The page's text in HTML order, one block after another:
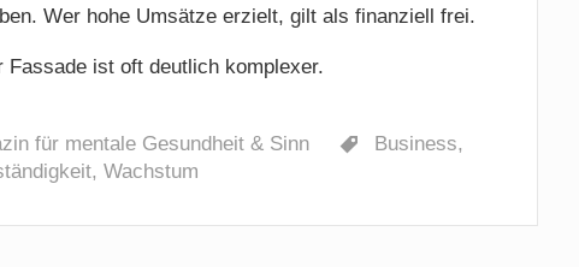
Wer hohe Umsätze erzielt, gilt als finanziell frei.
ist oft deutlich komplexer.
für mentale Gesundheit & Sinn Business,
, Wachstum